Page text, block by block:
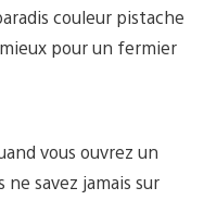
couleur pistache
pour un fermier
vous ouvrez un
savez jamais sur